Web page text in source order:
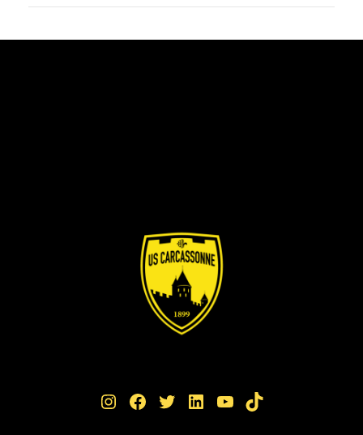
Instagram Facebook Twitter LinkedIn YouTube TikTok